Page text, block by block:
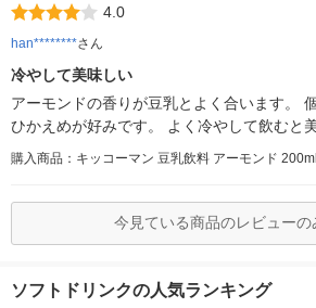
4.0
han********さん
冷やして美味しい
アーモンドの香りが豆乳とよく合います。
ひかえめが好みです。 よく冷やして飲むと
購入商品：キッコーマン 豆乳飲料 アーモンド
今見ている商品のレビューの
ソフトドリンクの人気ランキング